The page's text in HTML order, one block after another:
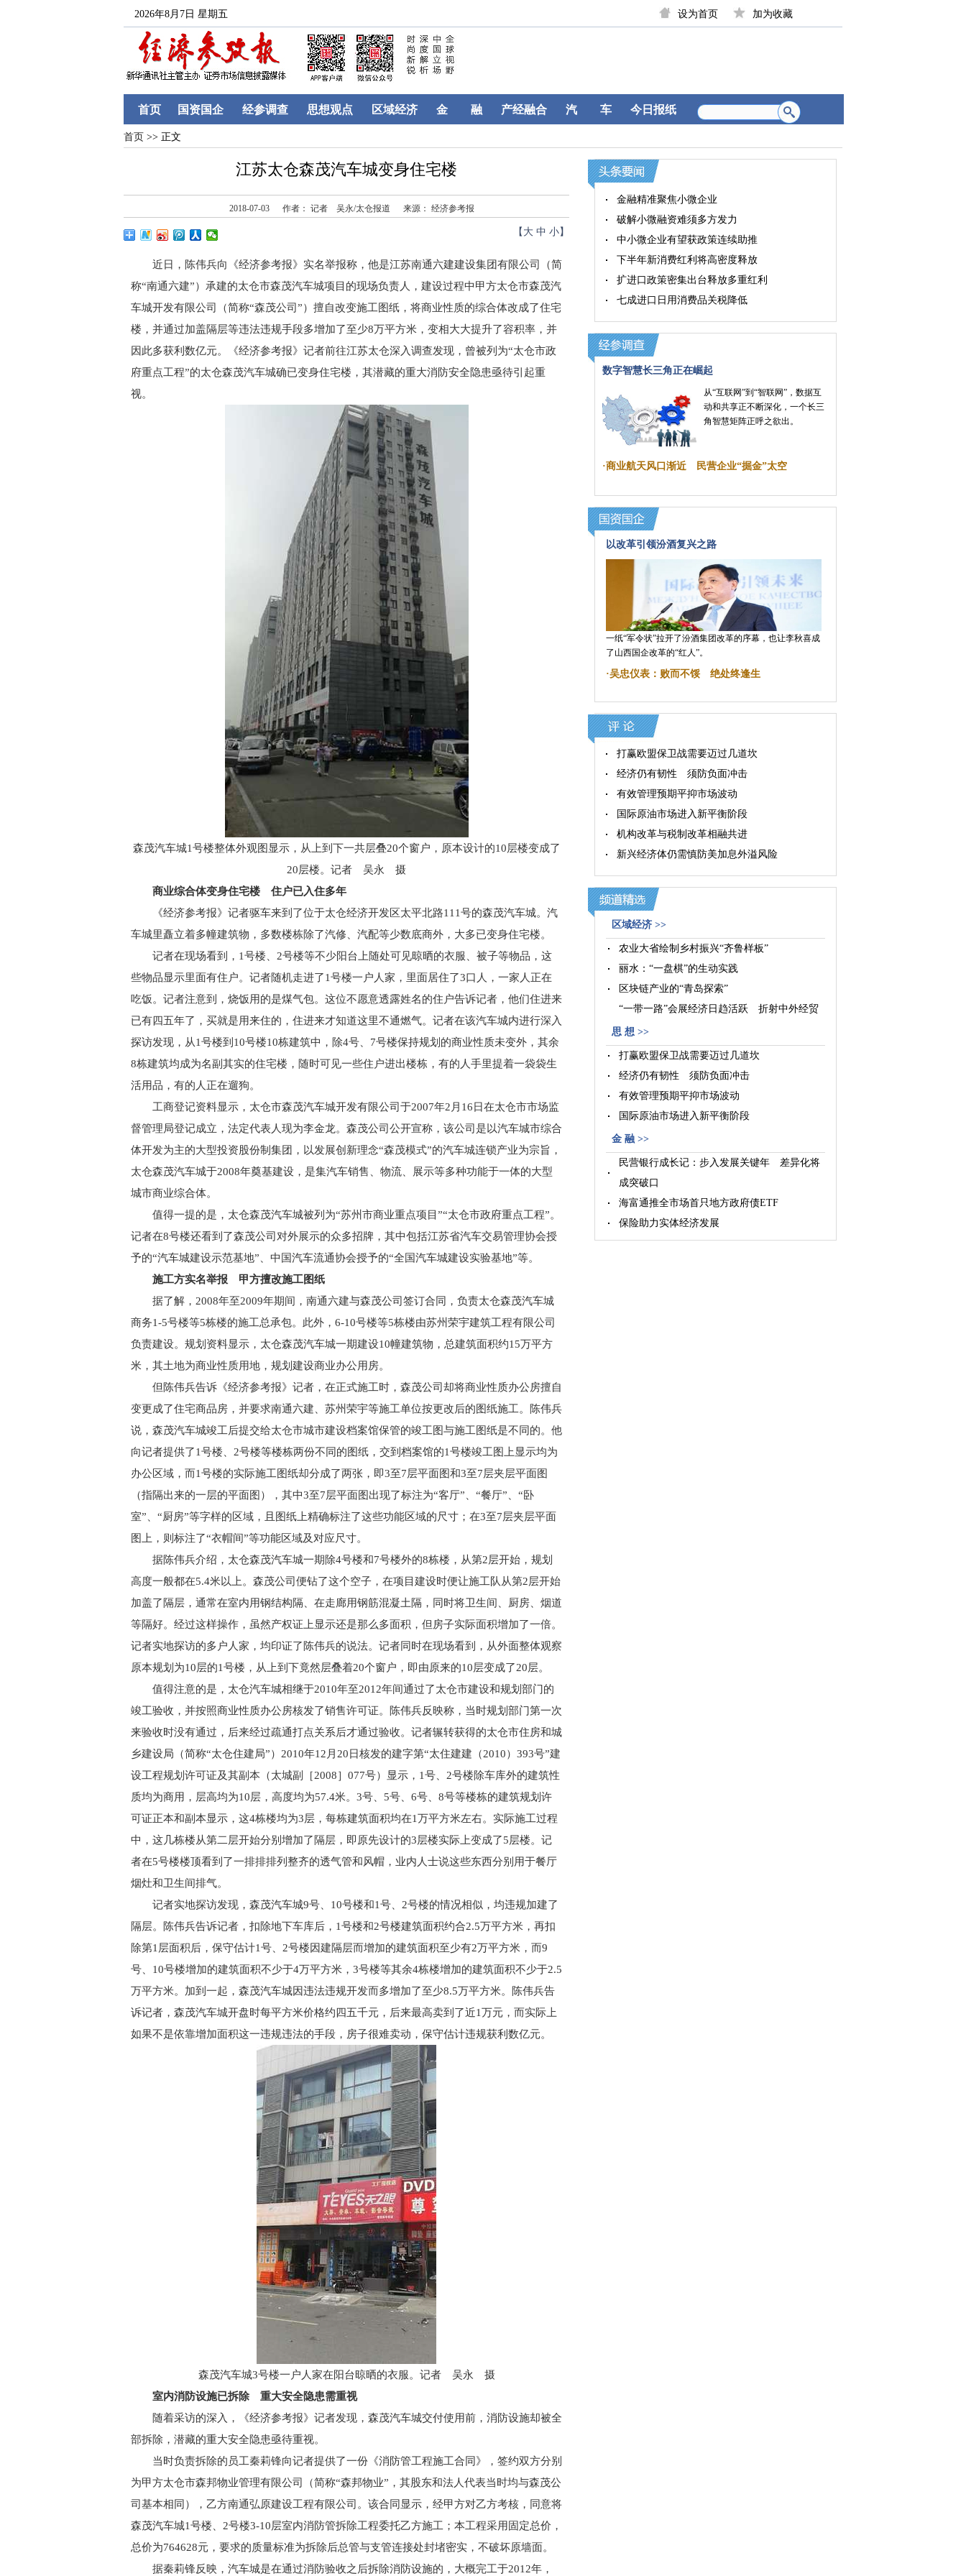
2026年8月7日 星期五 设为首页 加为收藏
首页 国资国企 经参调查 思想观点 区域经济 金 融 产经融合 汽 车 今日报纸
首页 >> 正文
江苏太仓森茂汽车城变身住宅楼
2018-07-03 作者： 记者 吴永/太仓报道 来源： 经济参考报
【 大 中 小】
近日，陈伟兵向《经济参考报》实名举报称，他是江苏南通六建建设集团有限公司（简
称“南通六建”）承建的太仓市森茂汽车城项目的现场负责人，建设过程中甲方太仓市森茂汽
车城开发有限公司（简称“森茂公司”）擅自改变施工图纸，将商业性质的综合体改成了住宅
楼，并通过加盖隔层等违法违规手段多增加了至少8万平方米，变相大大提升了容积率，并
因此多获利数亿元。《经济参考报》记者前往江苏太仓深入调查发现，曾被列为“太仓市政
府重点工程”的太仓森茂汽车城确已变身住宅楼，其潜藏的重大消防安全隐患亟待引起重
视。
森茂汽车城1号楼整体外观图显示，从上到下一共层叠20个窗户，原本设计的10层楼变成了
20层楼。记者 吴永 摄
商业综合体变身住宅楼 住户已入住多年
《经济参考报》记者驱车来到了位于太仓经济开发区太平北路111号的森茂汽车城。汽
车城里矗立着多幢建筑物，多数楼栋除了汽修、汽配等少数底商外，大多已变身住宅楼。
记者在现场看到，1号楼、2号楼等不少阳台上随处可见晾晒的衣服、被子等物品，这
些物品显示里面有住户。记者随机走进了1号楼一户人家，里面居住了3口人，一家人正在
吃饭。记者注意到，烧饭用的是煤气包。这位不愿意透露姓名的住户告诉记者，他们住进来
已有四五年了，买就是用来住的，住进来才知道这里不通燃气。记者在该汽车城内进行深入
探访发现，从1号楼到10号楼10栋建筑中，除4号、7号楼保持规划的商业性质未变外，其余
8栋建筑均成为名副其实的住宅楼，随时可见一些住户进出楼栋，有的人手里提着一袋袋生
活用品，有的人正在遛狗。
工商登记资料显示，太仓市森茂汽车城开发有限公司于2007年2月16日在太仓市市场监
督管理局登记成立，法定代表人现为李金龙。森茂公司公开宣称，该公司是以汽车城市综合
体开发为主的大型投资股份制集团，以发展创新理念“森茂模式”的汽车城连锁产业为宗旨，
太仓森茂汽车城于2008年奠基建设，是集汽车销售、物流、展示等多种功能于一体的大型
城市商业综合体。
值得一提的是，太仓森茂汽车城被列为“苏州市商业重点项目”“太仓市政府重点工程”。
记者在8号楼还看到了森茂公司对外展示的众多招牌，其中包括江苏省汽车交易管理协会授
予的“汽车城建设示范基地”、中国汽车流通协会授予的“全国汽车城建设实验基地”等。
施工方实名举报 甲方擅改施工图纸
据了解，2008年至2009年期间，南通六建与森茂公司签订合同，负责太仓森茂汽车城
商务1-5号楼等5栋楼的施工总承包。此外，6-10号楼等5栋楼由苏州荣宇建筑工程有限公司
负责建设。规划资料显示，太仓森茂汽车城一期建设10幢建筑物，总建筑面积约15万平方
米，其土地为商业性质用地，规划建设商业办公用房。
但陈伟兵告诉《经济参考报》记者，在正式施工时，森茂公司却将商业性质办公房擅自
变更成了住宅商品房，并要求南通六建、苏州荣宇等施工单位按更改后的图纸施工。陈伟兵
说，森茂汽车城竣工后提交给太仓市城市建设档案馆保管的竣工图与施工图纸是不同的。他
向记者提供了1号楼、2号楼等楼栋两份不同的图纸，交到档案馆的1号楼竣工图上显示均为
办公区域，而1号楼的实际施工图纸却分成了两张，即3至7层平面图和3至7层夹层平面图
（指隔出来的一层的平面图），其中3至7层平面图出现了标注为“客厅”、“餐厅”、“卧
室”、“厨房”等字样的区域，且图纸上精确标注了这些功能区域的尺寸；在3至7层夹层平面
图上，则标注了“衣帽间”等功能区域及对应尺寸。
据陈伟兵介绍，太仓森茂汽车城一期除4号楼和7号楼外的8栋楼，从第2层开始，规划
高度一般都在5.4米以上。森茂公司便钻了这个空子，在项目建设时便让施工队从第2层开始
加盖了隔层，通常在室内用钢结构隔、在走廊用钢筋混凝土隔，同时将卫生间、厨房、烟道
等隔好。经过这样操作，虽然产权证上显示还是那么多面积，但房子实际面积增加了一倍。
记者实地探访的多户人家，均印证了陈伟兵的说法。记者同时在现场看到，从外面整体观察
原本规划为10层的1号楼，从上到下竟然层叠着20个窗户，即由原来的10层变成了20层。
值得注意的是，太仓汽车城相继于2010年至2012年间通过了太仓市建设和规划部门的
竣工验收，并按照商业性质办公房核发了销售许可证。陈伟兵反映称，当时规划部门第一次
来验收时没有通过，后来经过疏通打点关系后才通过验收。记者辗转获得的太仓市住房和城
乡建设局（简称“太仓住建局”）2010年12月20日核发的建字第“太住建建（2010）393号”建
设工程规划许可证及其副本（太城副［2008］077号）显示，1号、2号楼除车库外的建筑性
质均为商用，层高均为10层，高度均为57.4米。3号、5号、6号、8号等楼栋的建筑规划许
可证正本和副本显示，这4栋楼均为3层，每栋建筑面积均在1万平方米左右。实际施工过程
中，这几栋楼从第二层开始分别增加了隔层，即原先设计的3层楼实际上变成了5层楼。记
者在5号楼楼顶看到了一排排排列整齐的透气管和风帽，业内人士说这些东西分别用于餐厅
烟灶和卫生间排气。
记者实地探访发现，森茂汽车城9号、10号楼和1号、2号楼的情况相似，均违规加建了
隔层。陈伟兵告诉记者，扣除地下车库后，1号楼和2号楼建筑面积约合2.5万平方米，再扣
除第1层面积后，保守估计1号、2号楼因建隔层而增加的建筑面积至少有2万平方米，而9
号、10号楼增加的建筑面积不少于4万平方米，3号楼等其余4栋楼增加的建筑面积不少于2.5
万平方米。加到一起，森茂汽车城因违法违规开发而多增加了至少8.5万平方米。陈伟兵告
诉记者，森茂汽车城开盘时每平方米价格约四五千元，后来最高卖到了近1万元，而实际上
如果不是依靠增加面积这一违规违法的手段，房子很难卖动，保守估计违规获利数亿元。
森茂汽车城3号楼一户人家在阳台晾晒的衣服。记者 吴永 摄
室内消防设施已拆除 重大安全隐患需重视
随着采访的深入，《经济参考报》记者发现，森茂汽车城交付使用前，消防设施却被全
部拆除，潜藏的重大安全隐患亟待重视。
当时负责拆除的员工秦莉锋向记者提供了一份《消防管工程施工合同》，签约双方分别
为甲方太仓市森邦物业管理有限公司（简称“森邦物业”，其股东和法人代表当时均与森茂公
司基本相同），乙方南通弘原建设工程有限公司。该合同显示，经甲方对乙方考核，同意将
森茂汽车城1号楼、2号楼3-10层室内消防管拆除工程委托乙方施工；本工程采用固定总价，
总价为764628元，要求的质量标准为拆除后总管与支管连接处封堵密实，不破坏原墙面。
据秦莉锋反映，汽车城是在通过消防验收之后拆除消防设施的，大概完工于2012年，
金融精准聚焦小微企业
破解小微融资难须多方发力
中小微企业有望获政策连续助推
下半年新消费红利将高密度释放
扩进口政策密集出台释放多重红利
七成进口日用消费品关税降低
数字智慧长三角正在崛起
从“互联网”到“智联网”，数据互
动和共享正不断深化，一个长三
角智慧矩阵正呼之欲出。
·商业航天风口渐近 民营企业“掘金”太空
以改革引领汾酒复兴之路
一纸“军令状”拉开了汾酒集团改革的序幕，也让李秋喜成
了山西国企改革的“红人”。
·吴忠仪表：败而不馁 绝处终逢生
打赢欧盟保卫战需要迈过几道坎
经济仍有韧性 须防负面冲击
有效管理预期平抑市场波动
国际原油市场进入新平衡阶段
机构改革与税制改革相融共进
新兴经济体仍需慎防美加息外溢风险
区域经济 >>
农业大省绘制乡村振兴“齐鲁样板”
丽水：“一盘棋”的生动实践
区块链产业的“青岛探索”
“一带一路”会展经济日趋活跃 折射中外经贸
合作深化
思 想 >>
打赢欧盟保卫战需要迈过几道坎
经济仍有韧性 须防负面冲击
有效管理预期平抑市场波动
国际原油市场进入新平衡阶段
金 融 >>
民营银行成长记：步入发展关键年 差异化将
成突破口
海富通推全市场首只地方政府债ETF
保险助力实体经济发展
兴业北分爱心助力育贤公益基金